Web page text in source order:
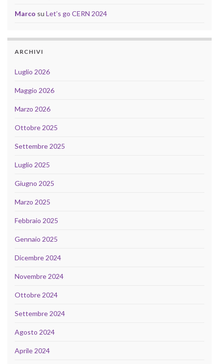
Marco su Let’s go CERN 2024
ARCHIVI
Luglio 2026
Maggio 2026
Marzo 2026
Ottobre 2025
Settembre 2025
Luglio 2025
Giugno 2025
Marzo 2025
Febbraio 2025
Gennaio 2025
Dicembre 2024
Novembre 2024
Ottobre 2024
Settembre 2024
Agosto 2024
Aprile 2024